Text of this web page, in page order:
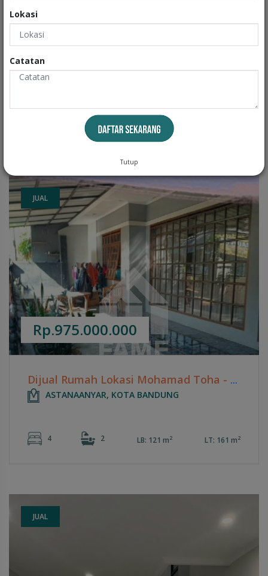
Rp.4.200.000.000
BOJONGLOA KIDUL, KOTA BANDUNG
LB: 400 m
JUAL
Rp.975.000.000
Dijual Rumah Lokasi Mohamad Toha - Bandung
ASTANAANYAR, KOTA BANDUNG
4 2 LB: 121 m2 LT: 161 m2
JUAL
Lokasi
Catatan
Tutup